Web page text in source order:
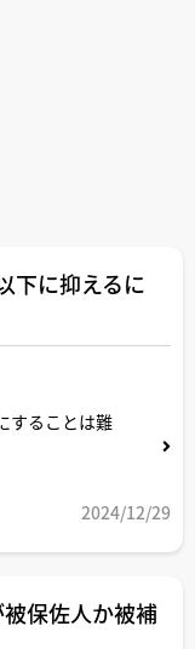
下に抑えるに
することは難
2024/12/29
保佐人か被補